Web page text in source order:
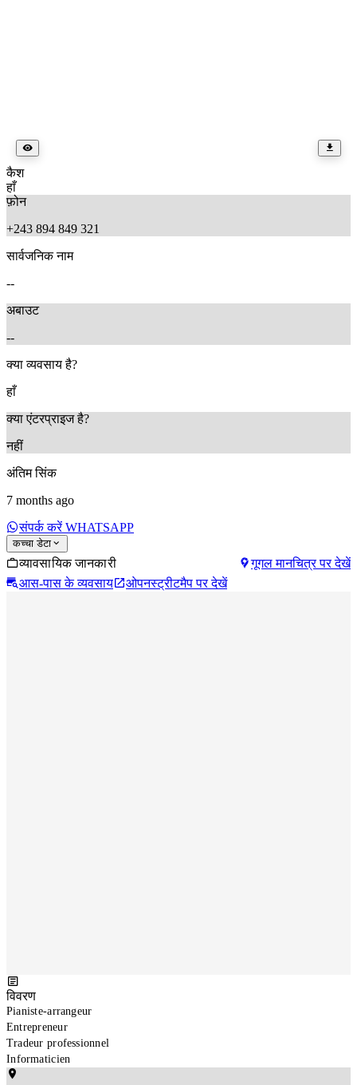
कैश
हाँ
फ़ोन
+243 894 849 321
सार्वजनिक नाम
--
अबाउट
--
क्या व्यवसाय है?
हाँ
क्या एंटरप्राइज है?
नहीं
अंतिम सिंक
7 months ago
संपर्क करें WHATSAPP
कच्चा डेटा
व्यावसायिक जानकारी
गूगल मानचित्र पर देखें
आस-पास के व्यवसाय
ओपनस्ट्रीटमैप पर देखें
विवरण
Pianiste-arrangeur
Entrepreneur
Tradeur professionnel
Informaticien